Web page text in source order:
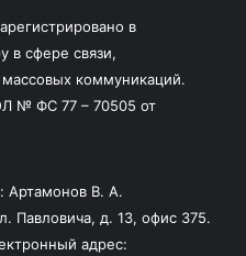
в
в сфере связи,
коммуникаций.
№ ФС 77 – 70505 от
Артамонов В. А.
Павловича, д. 13, офис 375.
адрес: